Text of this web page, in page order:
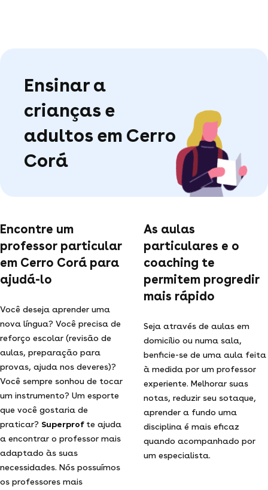
Ensinar a
crianças e
adultos em Cerro
Corá
Encontre um
professor particular
em Cerro Corá para
ajudá-lo
Você deseja aprender uma
nova língua? Você precisa de
reforço escolar (revisão de
aulas, preparação para
provas, ajuda nos deveres)?
Você sempre sonhou de tocar
um instrumento? Um esporte
que você gostaria de
praticar? Superprof te ajuda
a encontrar o professor mais
adaptado às suas
necessidades. Nós possuímos
os professores mais
As aulas
particulares e o
coaching te
permitem progredir
mais rápido
Seja através de aulas em
domicílio ou numa sala,
benficie-se de uma aula feita
à medida por um professor
experiente. Melhorar suas
notas, reduzir seu sotaque,
aprender a fundo uma
disciplina é mais eficaz
quando acompanhado por
um especialista.